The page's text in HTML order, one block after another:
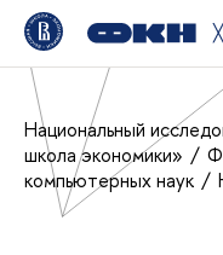
╳
Национальный
школа экономики»
компьютерных наук